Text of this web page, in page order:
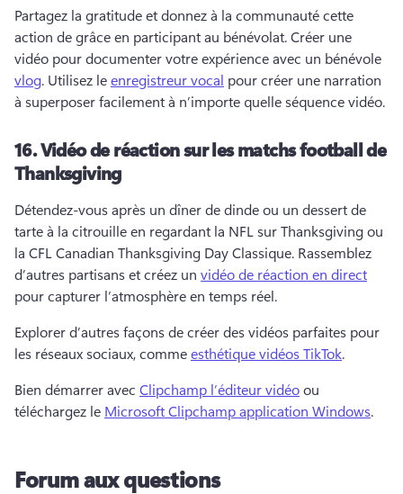
Partagez la gratitude et donnez à la communauté cette
action de grâce en participant au bénévolat. Créer une
vidéo pour documenter votre expérience avec un bénévole
vlog. Utilisez le enregistreur vocal pour créer une narration
à superposer facilement à n’importe quelle séquence vidéo.
16.Vidéo de réaction sur les matchs football de
Thanksgiving
Détendez-vous après un dîner de dinde ou un dessert de
tarte à la citrouille en regardant la NFL sur Thanksgiving ou
la CFL Canadian Thanksgiving Day Classique. Rassemblez
d’autres partisans et créez un vidéo de réaction en direct
pour capturer l’atmosphère en temps réel.
Explorer d’autres façons de créer des vidéos parfaites pour
les réseaux sociaux, comme esthétique vidéos TikTok.
Bien démarrer avec Clipchamp l’éditeur vidéo ou
téléchargez le Microsoft Clipchamp application Windows.
Forum aux questions